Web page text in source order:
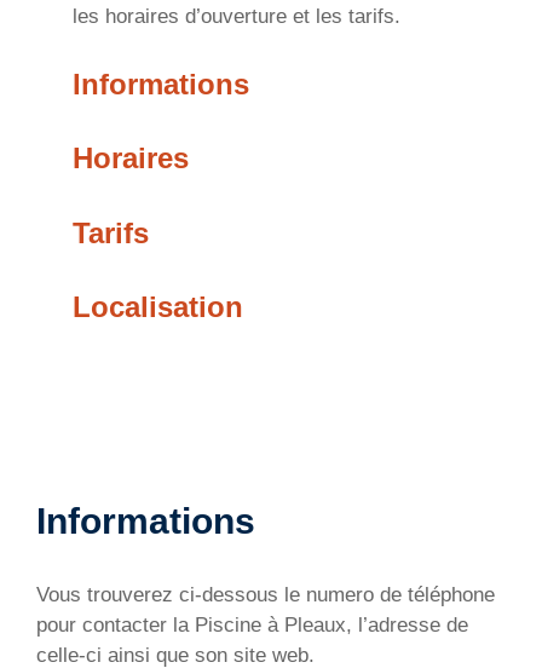
les horaires d’ouverture et les tarifs.
Informations
Horaires
Tarifs
Localisation
Informations
Vous trouverez ci-dessous le numero de téléphone
pour contacter la Piscine à Pleaux, l’adresse de
celle-ci ainsi que son site web.